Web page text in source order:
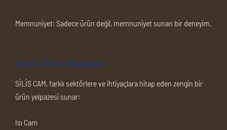
Memnuniyet: Sadece ürün değil, memnuniyet sunan bir deneyim.
Geniş Ürün Yelpazesi
SİLİS CAM, farklı sektörlere ve ihtiyaçlara hitap eden zengin bir
ürün yelpazesi sunar:
Isı Cam